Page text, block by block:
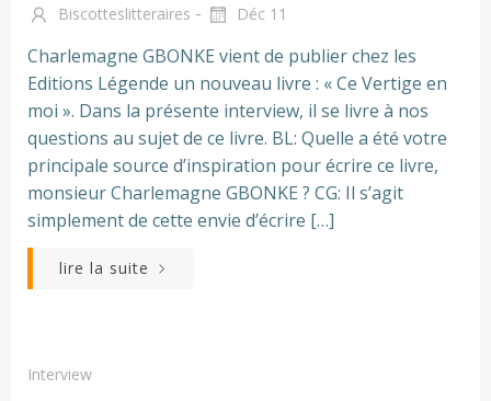
Biscotteslitteraires - Déc 11
Charlemagne GBONKE vient de publier chez les
Editions Légende un nouveau livre : « Ce Vertige en
moi ». Dans la présente interview, il se livre à nos
questions au sujet de ce livre. BL: Quelle a été votre
principale source d’inspiration pour écrire ce livre,
monsieur Charlemagne GBONKE ? CG: Il s’agit
simplement de cette envie d’écrire […]
lire la suite
Interview